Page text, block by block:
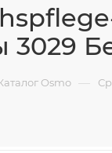
Osmo —